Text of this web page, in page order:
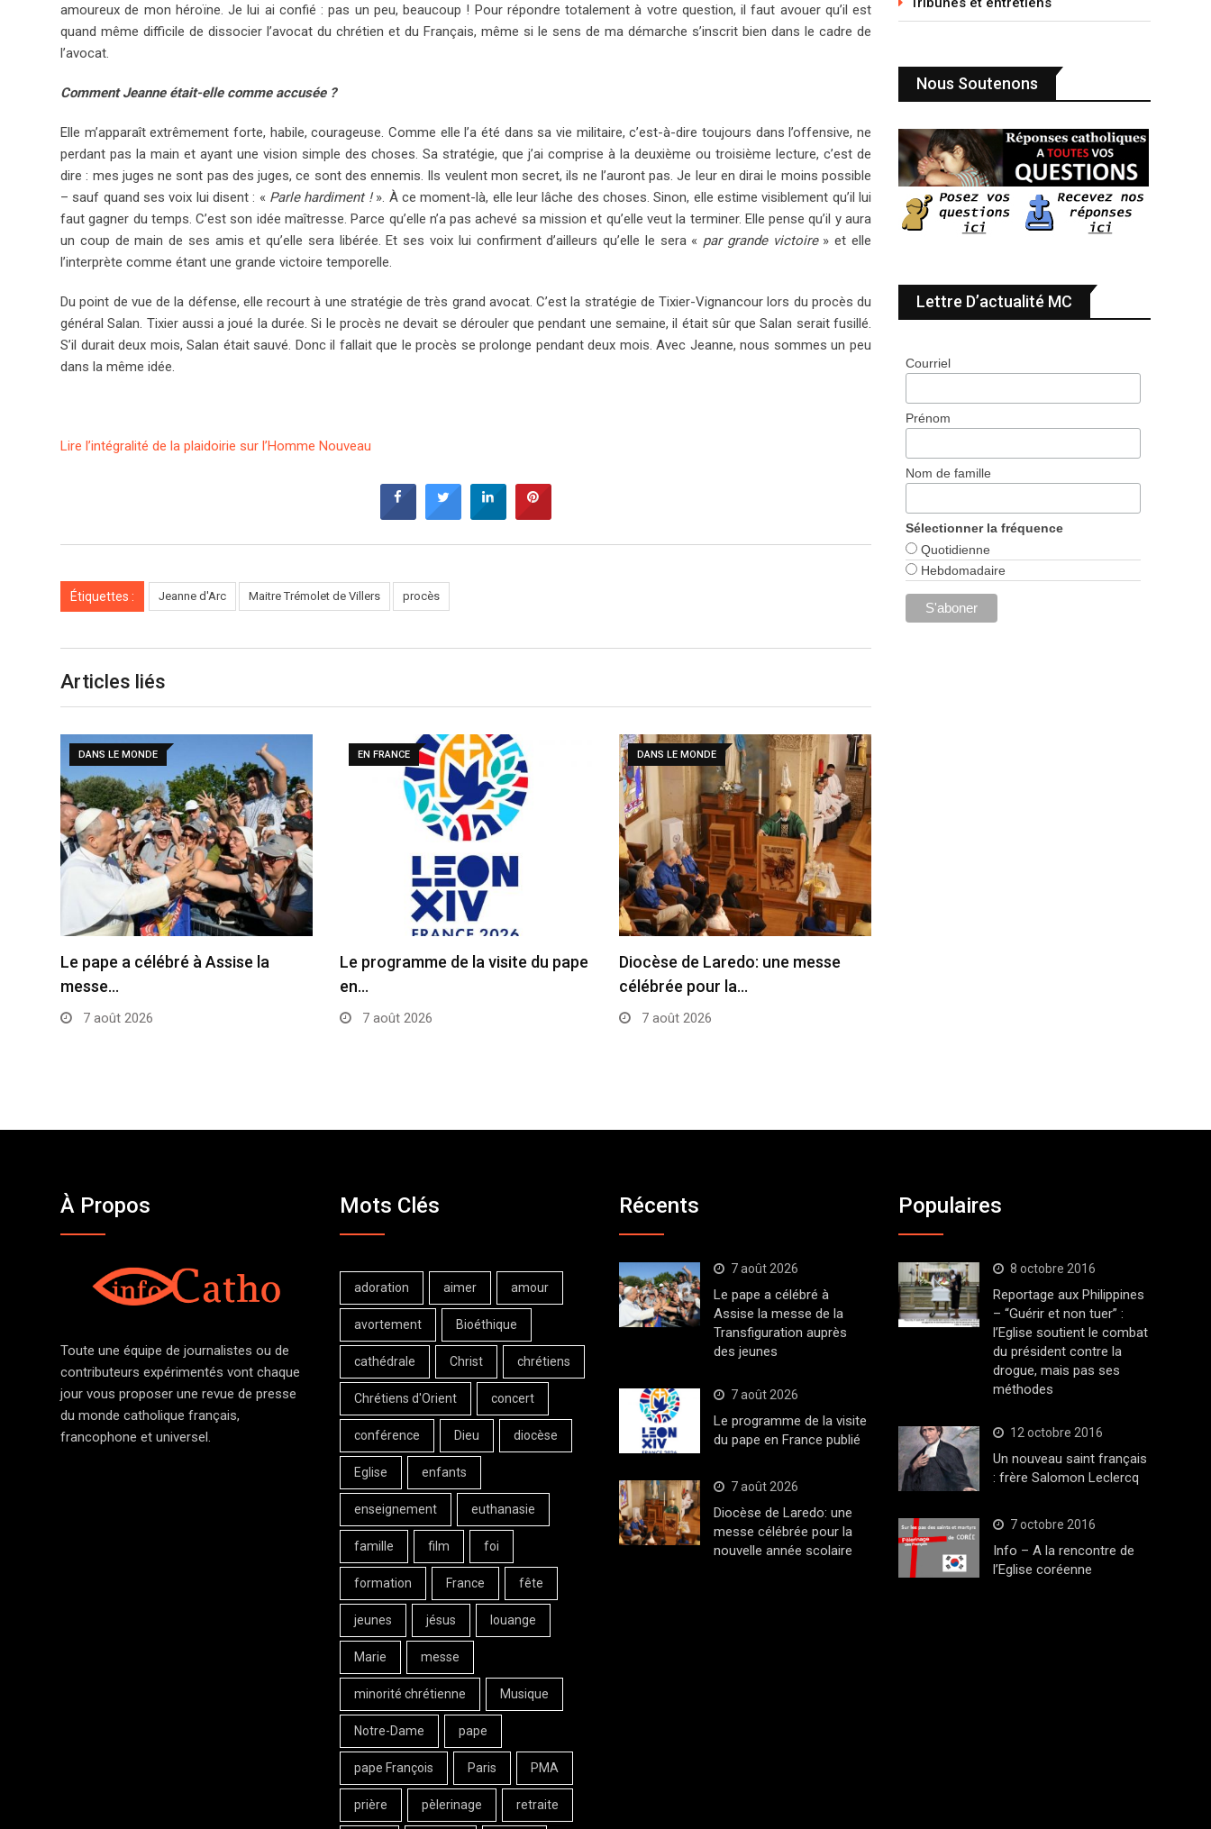
amoureux de mon héroïne. Je lui ai confié : pas un peu, beaucoup ! Pour répondre totalement à votre question, il faut avouer qu’il est
quand même difficile de dissocier l’avocat du chrétien et du Français, même si le sens de ma démarche s’inscrit bien dans le cadre de
l’avocat.
Comment Jeanne était-elle comme accusée ?
Elle m’apparaît extrêmement forte, habile, courageuse. Comme ­elle l’a été dans sa vie militaire, c’est-à-dire toujours dans l’offensive, ne
perdant pas la main et ayant une vision simple des choses. Sa stratégie, que j’ai comprise à la deuxième ou troisième lecture, c’est de
dire : mes juges ne sont pas des juges, ce sont des ennemis. Ils veulent mon secret, ils ne l’auront pas. Je leur en dirai le moins possible
– sauf quand ses voix lui disent : « Parle hardiment !». À ce moment-là, elle leur lâche des choses. Sinon, elle estime visiblement qu’il lui
faut gagner du temps. C’est son idée maîtresse. Parce ­qu’elle n’a pas achevé sa mission et qu’elle veut la terminer. Elle pense qu’il y aura
un coup de main de ses amis et qu’elle sera libérée. Et ses voix lui confirment d’ailleurs qu’elle le sera « par grande victoire» et elle
l’interprète comme étant une grande victoire temporelle.
Du point de vue de la défense, elle recourt à une stratégie de très grand avocat. C’est la stratégie de Tixier-Vignancour lors du procès du
général Salan. Tixier aussi a joué la durée. Si le procès ne devait se dérouler que pendant une semaine, il était sûr que Salan serait fusillé.
S’il durait deux mois, Salan était sauvé. Donc il fallait que le procès se prolonge pendant deux mois. Avec Jeanne, nous sommes un peu
dans la même idée.
Lire l’intégralité de la plaidoirie sur l’Homme Nouveau
Étiquettes : Jeanne d'Arc Maitre Trémolet de Villers procès
Articles liés
DANS LE MONDE
Le pape a célébré à Assise la
messe…
7 août 2026
EN FRANCE
Le programme de la visite du pape
en…
7 août 2026
DANS LE MONDE
Diocèse de Laredo: une messe
célébrée pour la…
7 août 2026
Nous Soutenons
Lettre D’actualité MC
Courriel
Prénom
Nom de famille
Sélectionner la fréquence
Quotidienne
Hebdomadaire
À Propos
Toute une équipe de journalistes ou de
contributeurs expérimentés vont chaque
jour vous proposer une revue de presse
du monde catholique français,
francophone et universel.
Mots Clés
adoration aimer amour
avortement Bioéthique
cathédrale Christ chrétiens
Chrétiens d'Orient concert
conférence Dieu diocèse
Eglise enfants
enseignement euthanasie
famille film foi
formation France fête
jeunes jésus louange
Marie messe
minorité chrétienne Musique
Notre-Dame pape
pape François Paris PMA
prière pèlerinage retraite
Récents
7 août 2026
Le pape a célébré à
Assise la messe de la
Transfiguration auprès
des jeunes
7 août 2026
Le programme de la visite
du pape en France publié
7 août 2026
Diocèse de Laredo: une
messe célébrée pour la
nouvelle année scolaire
Populaires
8 octobre 2016
Reportage aux Philippines
– “Guérir et non tuer” :
l’Eglise soutient le combat
du président contre la
drogue, mais pas ses
méthodes
12 octobre 2016
Un nouveau saint français
: frère Salomon Leclercq
7 octobre 2016
Info – A la rencontre de
l’Eglise coréenne